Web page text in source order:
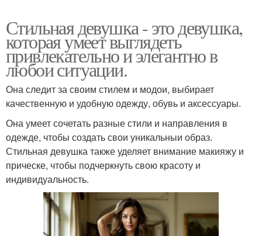
Стильная девушка - это девушка,
которая умеет выглядеть
привлекательно и элегантно в
любои ситуации.
Она следит за своим стилем и модои, выбирает
качественную и удобную одежду, обувь и аксессуары.
Она умеет сочетать разные стили и направления в
одежде, чтобы создать свои уникальныи образ.
Стильная девушка также уделяет внимание макияжу и
прическе, чтобы подчеркнуть свою красоту и
индивидуальность.